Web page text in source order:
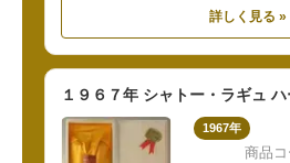
詳しく見る »
１９６７年 シャトー・ラギュ
1967年
商品